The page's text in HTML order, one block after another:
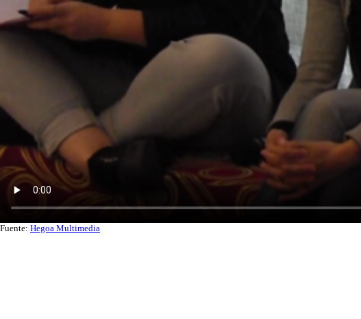
Fuente: Hegoa Multimedia